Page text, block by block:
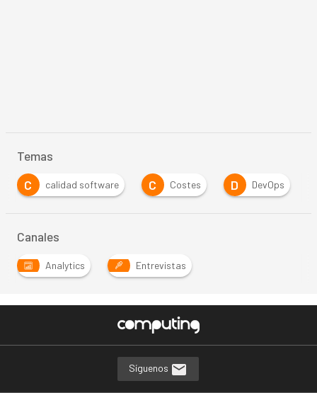
Temas
C
calidad software C Costes D DevOps
Canales
Analytics Entrevistas
Síguenos